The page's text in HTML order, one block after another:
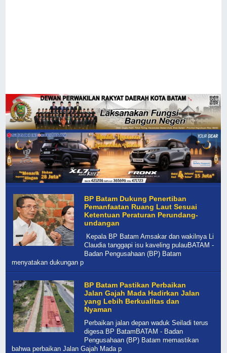
BP Batam Dukung Penertiban
Pemanfaatan Ruang Laut Sesuai
Ketentuan Peraturan Perundang-
undangan
Kepala BP Batam Amsakar dan wakilnya Li
Claudia tanggapi isu kaveling pulauBATAM -
Badan Pengusahaan (BP) Batam
menyatakan dukungan p
BP Batam Pastikan Perbaikan
Jalan Gajah Mada Hadirkan Jalan
yang Lebih Berkualitas dan
Nyaman
Perbaikan jalan depan waduk Seiladi terus
digesa BP BatamBATAM - Badan
Pengusahaan (BP) Batam memastikan
bahwa perbaikan Jalan Gajah Mada p